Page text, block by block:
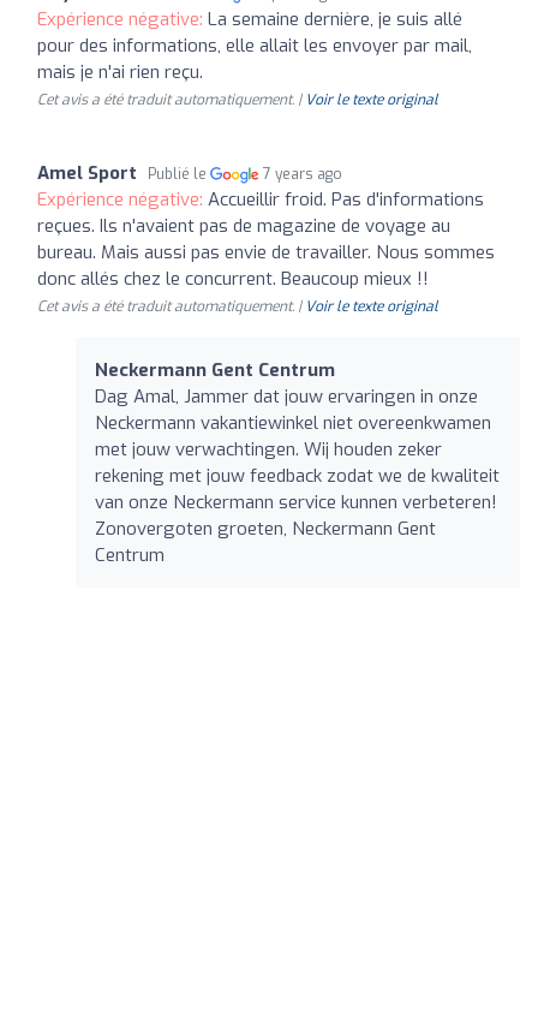
Expérience négative: La semaine dernière, je suis allé
pour des informations, elle allait les envoyer par mail,
mais je n'ai rien reçu.
Cet avis a été traduit automatiquement. | Voir le texte original
Amel Sport Publié le 7 years ago
Expérience négative: Accueillir froid. Pas d'informations
reçues. Ils n'avaient pas de magazine de voyage au
bureau. Mais aussi pas envie de travailler. Nous sommes
donc allés chez le concurrent. Beaucoup mieux !!
Cet avis a été traduit automatiquement. | Voir le texte original
Neckermann Gent Centrum
Dag Amal, Jammer dat jouw ervaringen in onze
Neckermann vakantiewinkel niet overeenkwamen
met jouw verwachtingen. Wij houden zeker
rekening met jouw feedback zodat we de kwaliteit
van onze Neckermann service kunnen verbeteren!
Zonovergoten groeten, Neckermann Gent
Centrum